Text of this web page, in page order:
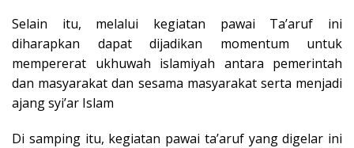
Selain itu, melalui kegiatan pawai Ta’aruf ini
diharapkan dapat dijadikan momentum untuk
mempererat ukhuwah islamiyah antara pemerintah
dan masyarakat dan sesama masyarakat serta menjadi
ajang syi’ar Islam
Di samping itu, kegiatan pawai ta’aruf yang digelar ini